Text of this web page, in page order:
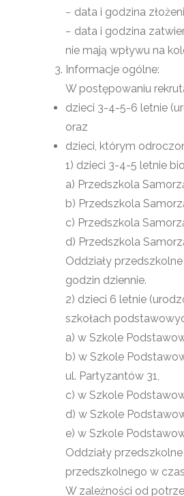
− data i godzina
− data i godzina
nie mają wpływu na
Informacje ogólne:
W postępowaniu
dzieci 3-4-5-6 letnie
oraz
dzieci, którym
1) dzieci 3-4-5 letnie
a) Przedszkola
b) Przedszkola
c) Przedszkola
d) Przedszkola
Oddziały
godzin dziennie.
2) dzieci 6 letnie
szkołach
a) w Szkole
b) w Szkole
ul. Partyzantów 31,
c) w Szkole
d) w Szkole
e) w Szkole
Oddziały
przedszkolnego w
W zależności od